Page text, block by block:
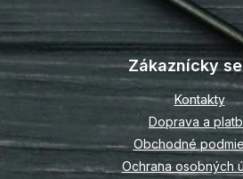
Z
á
p
ä
e
Zákaznícky
Kontakty
Doprava a
Obchodné
Ochrana osobných